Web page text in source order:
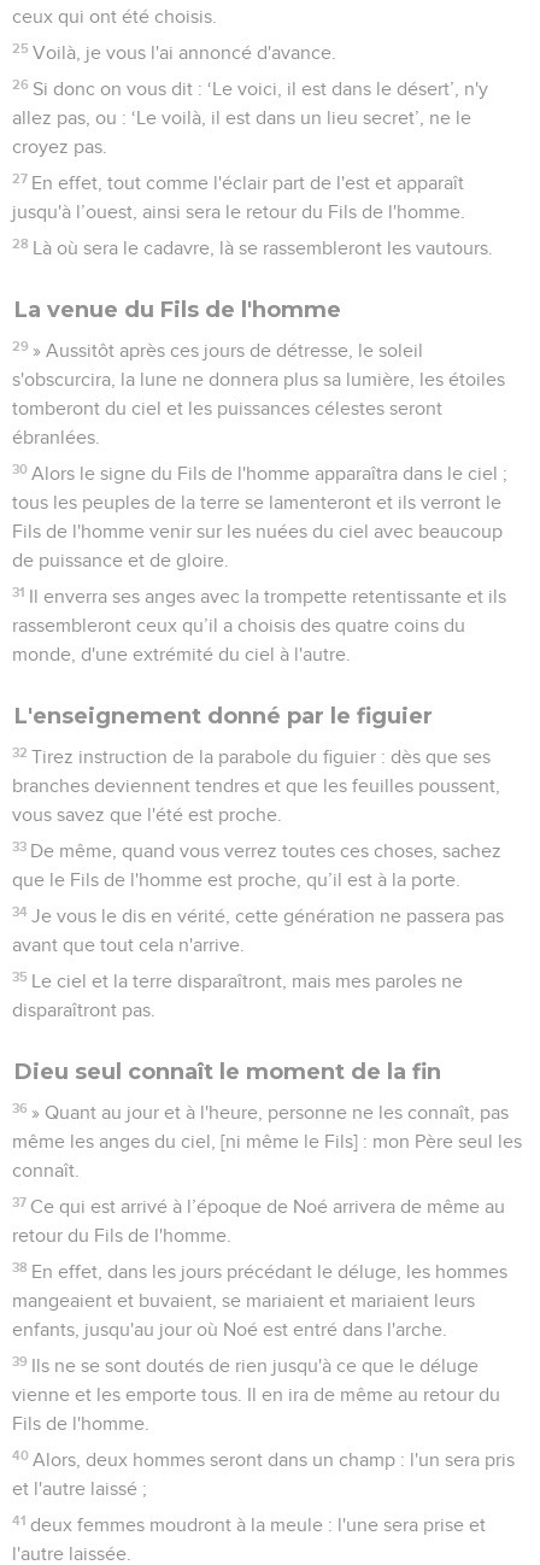
ceux qui ont été choisis.
25 Voilà, je vous l'ai annoncé d'avance.
26 Si donc on vous dit : ‘Le voici, il est dans le désert’, n'y
allez pas, ou : ‘Le voilà, il est dans un lieu secret’, ne le
croyez pas.
27 En effet, tout comme l'éclair part de l'est et apparaît
jusqu'à l’ouest, ainsi sera le retour du Fils de l'homme.
28 Là où sera le cadavre, là se rassembleront les vautours.
La venue du Fils de l'homme
29 » Aussitôt après ces jours de détresse, le soleil
s'obscurcira, la lune ne donnera plus sa lumière, les étoiles
tomberont du ciel et les puissances célestes seront
ébranlées.
30 Alors le signe du Fils de l'homme apparaîtra dans le ciel ;
tous les peuples de la terre se lamenteront et ils verront le
Fils de l'homme venir sur les nuées du ciel avec beaucoup
de puissance et de gloire.
31 Il enverra ses anges avec la trompette retentissante et ils
rassembleront ceux qu’il a choisis des quatre coins du
monde, d'une extrémité du ciel à l'autre.
L'enseignement donné par le figuier
32 Tirez instruction de la parabole du figuier : dès que ses
branches deviennent tendres et que les feuilles poussent,
vous savez que l'été est proche.
33 De même, quand vous verrez toutes ces choses, sachez
que le Fils de l'homme est proche, qu’il est à la porte.
34 Je vous le dis en vérité, cette génération ne passera pas
avant que tout cela n'arrive.
35 Le ciel et la terre disparaîtront, mais mes paroles ne
disparaîtront pas.
Dieu seul connaît le moment de la fin
36 » Quant au jour et à l'heure, personne ne les connaît, pas
même les anges du ciel, [ni même le Fils] : mon Père seul les
connaît.
37 Ce qui est arrivé à l’époque de Noé arrivera de même au
retour du Fils de l'homme.
38 En effet, dans les jours précédant le déluge, les hommes
mangeaient et buvaient, se mariaient et mariaient leurs
enfants, jusqu'au jour où Noé est entré dans l'arche.
39 Ils ne se sont doutés de rien jusqu'à ce que le déluge
vienne et les emporte tous. Il en ira de même au retour du
Fils de l'homme.
40 Alors, deux hommes seront dans un champ : l'un sera pris
et l'autre laissé ;
41 deux femmes moudront à la meule : l'une sera prise et
l'autre laissée.